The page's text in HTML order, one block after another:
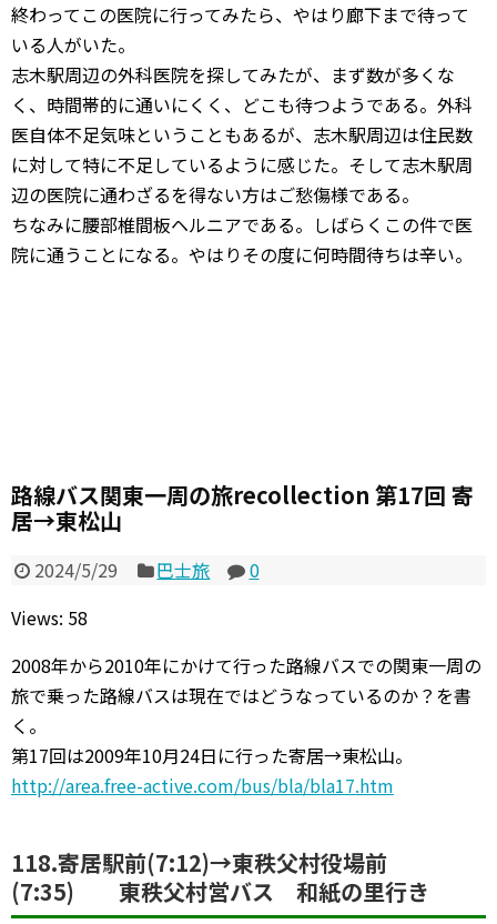
終わってこの医院に行ってみたら、やはり廊下まで待って
いる人がいた。
志木駅周辺の外科医院を探してみたが、まず数が多くな
く、時間帯的に通いにくく、どこも待つようである。外科
医自体不足気味ということもあるが、志木駅周辺は住民数
に対して特に不足しているように感じた。そして志木駅周
辺の医院に通わざるを得ない方はご愁傷様である。
ちなみに腰部椎間板ヘルニアである。しばらくこの件で医
院に通うことになる。やはりその度に何時間待ちは辛い。
路線バス関東一周の旅recollection 第17回 寄
居→東松山
2024/5/29 巴士旅
0
Views: 58
2008年から2010年にかけて行った路線バスでの関東一周の
旅で乗った路線バスは現在ではどうなっているのか？を書
く。
第17回は2009年10月24日に行った寄居→東松山。
http://area.free-active.com/bus/bla/bla17.htm
118.寄居駅前(7:12)→東秩父村役場前
(7:35) 東秩父村営バス 和紙の里行き